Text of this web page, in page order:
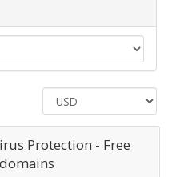
Protection - Free